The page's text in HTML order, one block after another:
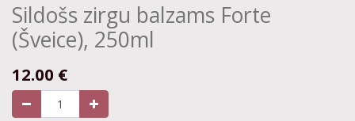
Sildošs zirgu balzams Forte
(Šveice), 250ml
12.00 €